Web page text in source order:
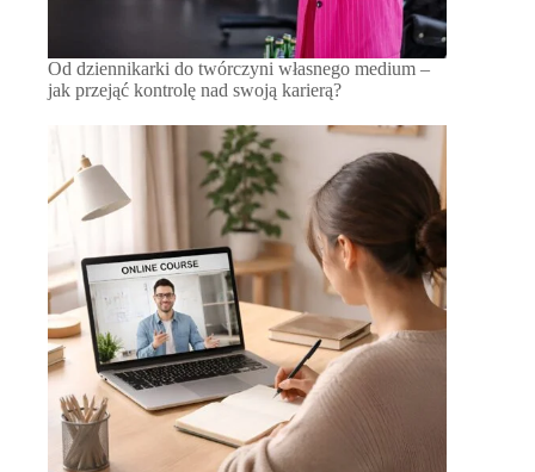
Od dziennikarki do twórczyni własnego medium –
jak przejąć kontrolę nad swoją karierą?